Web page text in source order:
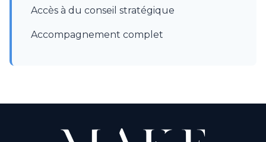
Accès à du conseil stratégique
Accompagnement complet